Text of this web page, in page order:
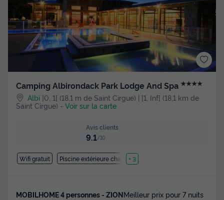
Camping Albirondack Park Lodge And Spa ★★★★
Albi ]0, 1[ (18,1 m de Saint Cirgue) | [1, Inf[ (18,1 km de
Saint Cirgue) - Voir sur la carte
Avis clients
9.1/10
Wifi gratuit Piscine extérieure chauffée
+ 3
MOBILHOME 4 personnes - ZIONMeilleur prix pour 7 nuits